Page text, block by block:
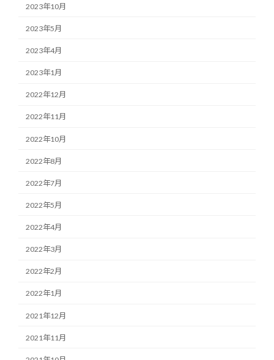
2023年10月
2023年5月
2023年4月
2023年1月
2022年12月
2022年11月
2022年10月
2022年8月
2022年7月
2022年5月
2022年4月
2022年3月
2022年2月
2022年1月
2021年12月
2021年11月